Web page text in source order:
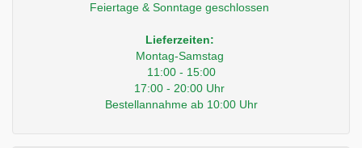
Feiertage & Sonntage geschlossen
Lieferzeiten:
Montag-Samstag
11:00 - 15:00
17:00 - 20:00 Uhr
Bestellannahme ab 10:00 Uhr